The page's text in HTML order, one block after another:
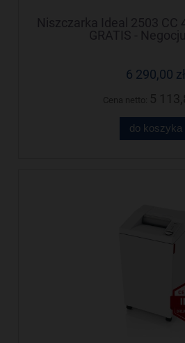
Niszczarka Ideal 2503 CC
GRATIS -
6 290,00 zł
do koszyka